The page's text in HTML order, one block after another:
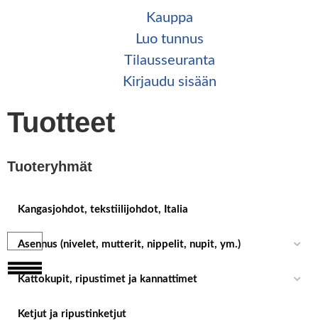
Kauppa
Luo tunnus
Tilaus­seuranta
Kirjaudu sisään
Tuotteet
Tuoteryhmät
Kangasjohdot, tekstiilijohdot, Italia
Asennus (nivelet, mutterit, nippelit, nupit, ym.)
Kattokupit, ripustimet ja kannattimet
Ketjut ja ripustinketjut